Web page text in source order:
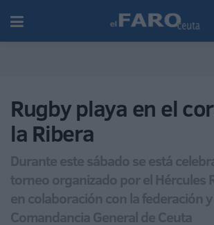
Rugby playa en el
la Ribera
Durante este sábado se está
torneo organizado por el Hércules
en colaboración con la federación
Comandancia General de Ceuta